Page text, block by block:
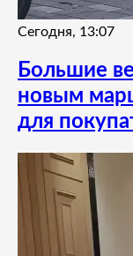
Сегодня, 13:07
Большие
новым
для